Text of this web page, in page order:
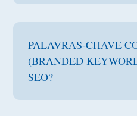
PALAVRAS-CHAVE
(BRANDED
SEO?